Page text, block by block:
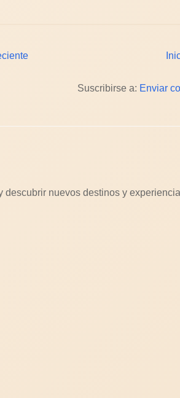
Suscribirse a: Enviar
descubrir nuevos destinos y